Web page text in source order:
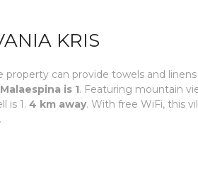
KRIS
property can provide towels and
is 1. Featuring mountain
is 1. 4 km away. With free WiFi, this